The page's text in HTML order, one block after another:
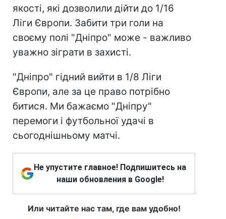
якості, які дозволили дійти до 1/16
Ліги Європи. Забити три голи на
своєму полі "Дніпро" може - важливо
уважно зіграти в захисті.
"Дніпро" гідний вийти в 1/8 Ліги
Європи, але за це право потрібно
битися. Ми бажаємо "Дніпру"
перемоги і футбольної удачі в
сьогоднішньому матчі.
Не упустите главное! Подпишитесь на
наши обновления в Google!
Или читайте нас там, где вам удобно!